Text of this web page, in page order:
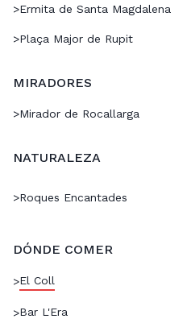
>Ermita de Santa Magdalena
>Plaça Major de Rupit
MIRADORES
>Mirador de Rocallarga
NATURALEZA
>Roques Encantades
DÓNDE COMER
>El Coll
>Bar L'Era